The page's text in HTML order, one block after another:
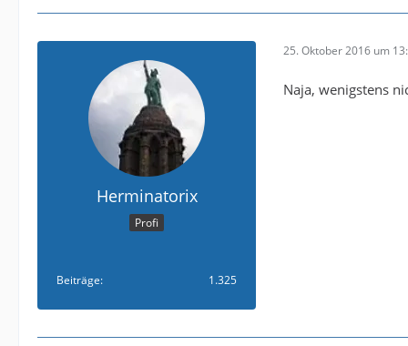
Herminatorix
Profi
Beiträge 1.325
25. Oktober 2016 um
Naja, wenigstens